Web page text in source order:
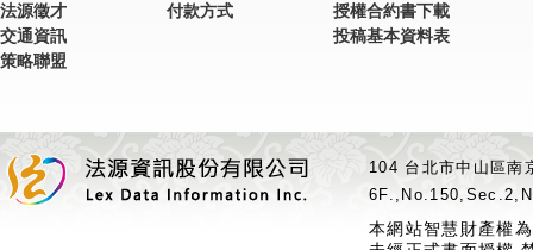
法源徵才
交通資訊
策略聯盟
付款方式
授權合約書下載
投稿基本資料表
104 台北市中山區
本網站智慧財產權